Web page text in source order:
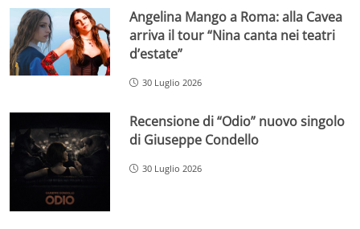
Angelina Mango a Roma: alla Cavea
arriva il tour “Nina canta nei teatri
d’estate”
30 Luglio 2026
Recensione di “Odio” nuovo singolo
di Giuseppe Condello
30 Luglio 2026